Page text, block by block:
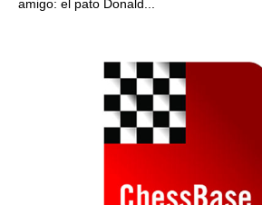
amigo: el pato Donald...